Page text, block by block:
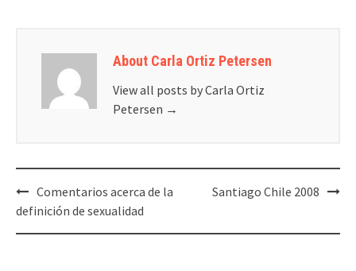
About Carla Ortiz Petersen
View all posts by Carla Ortiz
Petersen →
Post
navigation
Comentarios acerca de la
definición de sexualidad
Santiago Chile 2008